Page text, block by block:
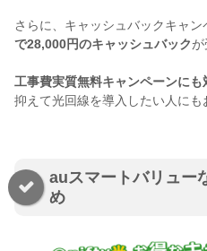
さらに、キャッシュバックキャン
で28,000円のキャッシュバックが
工事費実質無料キャンペーンにも
抑えて光回線を導入したい人にも
auスマートバリュー
め